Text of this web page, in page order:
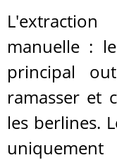
manuelle :
principal
ramasser et
les berlines.